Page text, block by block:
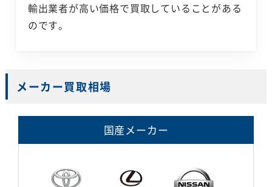
輸出業者が高い価格で買取していることがある
のです。
メーカー買取相場
国産メーカー